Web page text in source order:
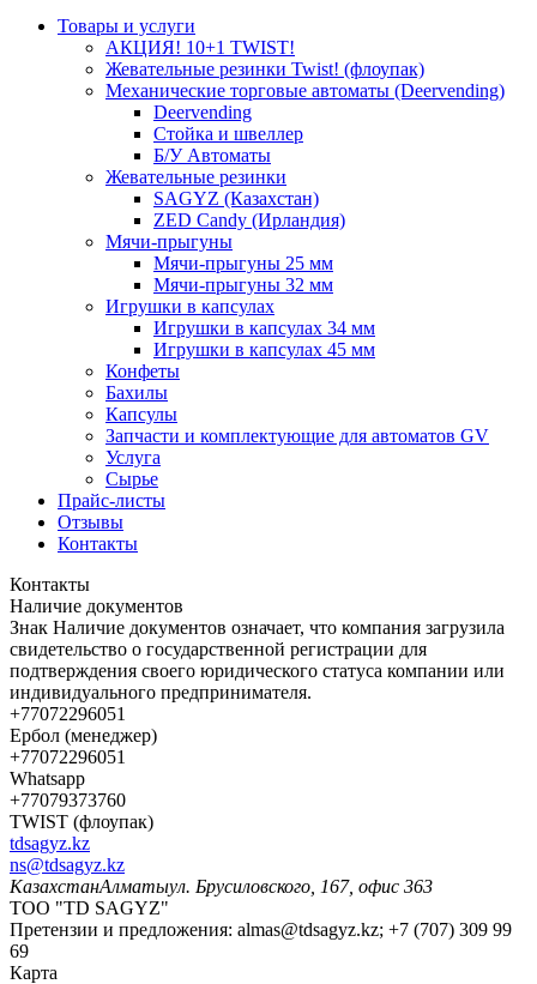
Товары и услуги
АКЦИЯ! 10+1 TWIST!
Жевательные резинки Twist! (флоупак)
Механические торговые автоматы (Deervending)
Deervending
Стойка и швеллер
Б/У Автоматы
Жевательные резинки
SAGYZ (Казахстан)
ZED Candy (Ирландия)
Мячи-прыгуны
Мячи-прыгуны 25 мм
Мячи-прыгуны 32 мм
Игрушки в капсулах
Игрушки в капсулах 34 мм
Игрушки в капсулах 45 мм
Конфеты
Бахилы
Капсулы
Запчасти и комплектующие для автоматов GV
Услуга
Сырье
Прайс-листы
Отзывы
Контакты
Контакты
Наличие документов
Знак Наличие документов означает, что компания загрузила
свидетельство о государственной регистрации для
подтверждения своего юридического статуса компании или
индивидуального предпринимателя.
+77072296051
Ербол (менеджер)
+77072296051
Whatsapp
+77079373760
TWIST (флоупак)
tdsagyz.kz
ns@tdsagyz.kz
КазахстанАлматыул. Брусиловского, 167, офис 363
ТОО "TD SAGYZ"
Претензии и предложения: almas@tdsagyz.kz; +7 (707) 309 99
69
Карта